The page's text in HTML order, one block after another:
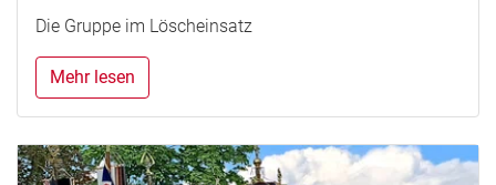
Die Gruppe im Löscheinsatz
Mehr lesen